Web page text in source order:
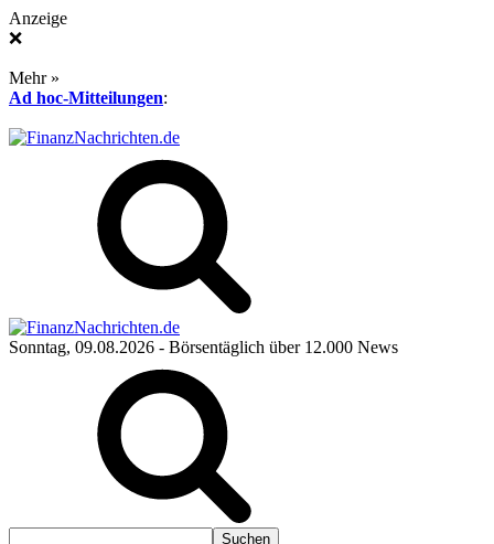
Anzeige
❌
Mehr »
Ad hoc-Mitteilungen:
Sonntag, 09.08.2026 - Börsentäglich über 12.000 News